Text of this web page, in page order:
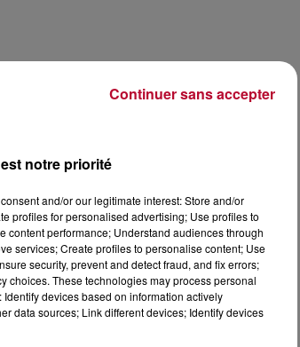
« LE RÊVE DU
» INVESTIT LES
CES 3...
notre priorité
and/or our legitimate interest: Store and/or
profiles for personalised advertising; Use profiles to
performance; Understand audiences through
services; Create profiles to personalise content; Use
security, prevent and detect fraud, and fix errors;
choices. These technologies may process personal
devices based on information actively
data sources; Link different devices; Identify devices
Continuer sans accepter